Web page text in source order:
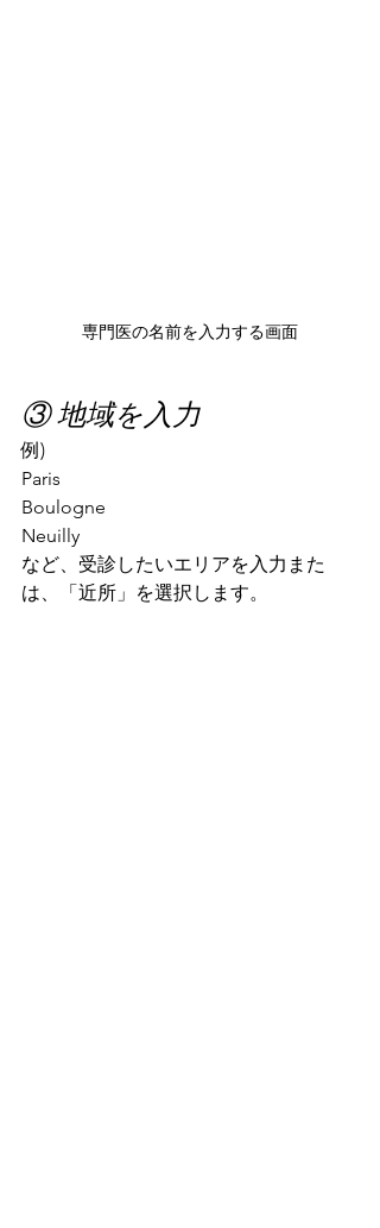
専門医の名前を入力する画面
③ 地域を入力
例)
Paris
Boulogne
Neuilly
など、受診したいエリアを入力また
は、「近所」を選択します。